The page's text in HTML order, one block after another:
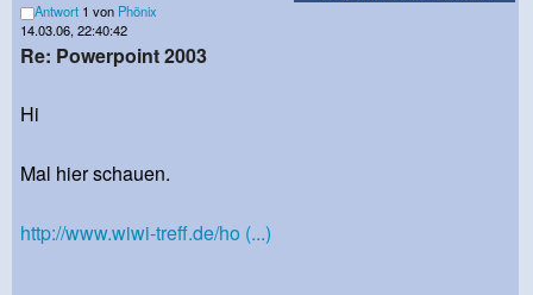
Antwort 1 von Phönix
14.03.06, 22:40:42
Re: Powerpoint 2003
Hi
Mal hier schauen.
http://www.wiwi-treff.de/ho (...)